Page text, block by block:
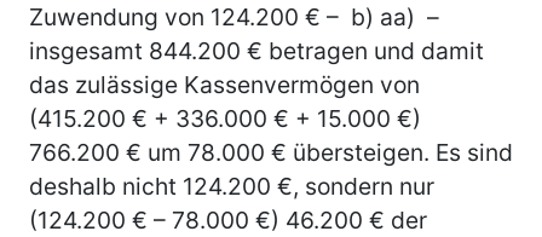
Zuwendung von 124.200 € – b) aa) –
insgesamt 844.200 € betragen und damit
das zulässige Kassenvermögen von
(415.200 € + 336.000 € + 15.000 €)
766.200 € um 78.000 € übersteigen. Es sind
deshalb nicht 124.200 €, sondern nur
(124.200 € – 78.000 €) 46.200 € der